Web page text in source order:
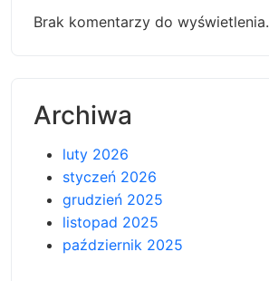
Brak komentarzy do wyświetlenia.
Archiwa
luty 2026
styczeń 2026
grudzień 2025
listopad 2025
październik 2025